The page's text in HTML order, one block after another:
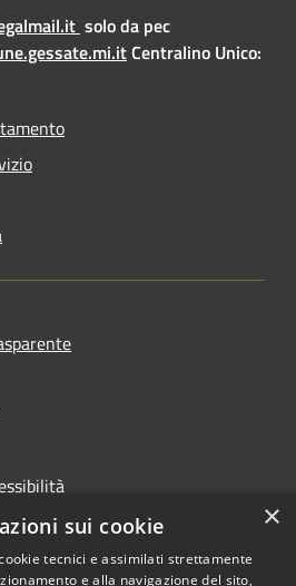
solo da pec
Centralino Unico:
dal 2025
×
sui cookie
tecnici e assimilati strettamente
e alla navigazione del sito,